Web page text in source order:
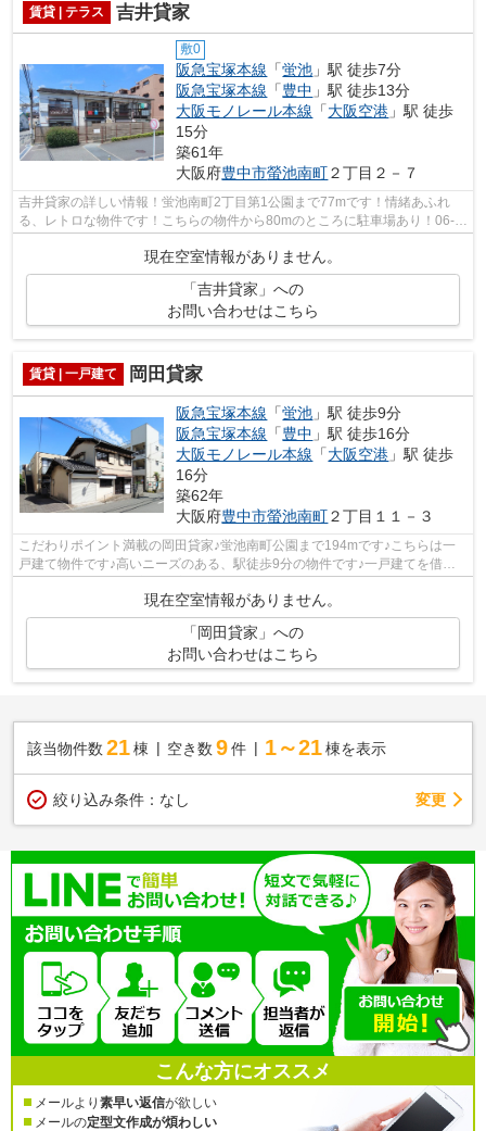
賃貸 | テラス 吉井貸家
敷0
阪急宝塚本線 「蛍池 」駅 徒歩7分
阪急宝塚本線 「豊中 」駅 徒歩13分
大阪モノレール本線 「大阪空港 」駅 徒歩
15分
築61年
大阪府豊中市螢池南町２丁目２－７
吉井貸家の詳しい情報！蛍池南町2丁目第1公園まで77mです！情緒あふれ
る、レトロな物件です！こちらの物件から80mのところに駐車場あり！06-
現在空室情報がありません。
「吉井貸家」への
お問い合わせはこちら
賃貸 | 一戸建て 岡田貸家
阪急宝塚本線 「蛍池 」駅 徒歩9分
阪急宝塚本線 「豊中 」駅 徒歩16分
大阪モノレール本線 「大阪空港 」駅 徒歩
16分
築62年
大阪府豊中市螢池南町２丁目１１－３
こだわりポイント満載の岡田貸家♪蛍池南町公園まで194mです♪こちらは一
戸建て物件です♪高いニーズのある、駅徒歩9分の物件です♪一戸建てを借り
現在空室情報がありません。
「岡田貸家」への
お問い合わせはこちら
該当物件数 21棟 空き数 9 件 1～21 棟を表示
絞り込み条件： なし 変更
こんな方にオススメ
メールより 素早い返信が欲しい
メールの定型文作成が煩わしい